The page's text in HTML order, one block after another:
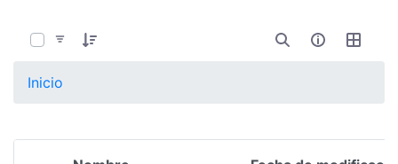
Inicio